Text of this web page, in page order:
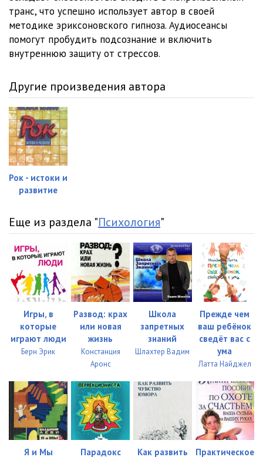
транс, что успешно использует автор в своей
методике эриксоновского гипноза. Аудиосеансы
помогут пробудить подсознание и включить
внутреннюю защиту от стрессов.
Другие произведения автора
Рок - истоки и
развитие
Еще из раздела "Психология"
Игры, в
которые
играют люди
Берн Эрик
Развод: крах
или новая
жизнь
Констанция
Аронс
Школа
запретных
знаний
Шлахтер Вадим
Прежде чем
ваш ребёнок
сведёт вас с
ума
Латта Найджел
Я и Мы Парадокс Как развить Практическое